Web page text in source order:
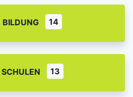
BILDUNG 14
SCHULEN 13